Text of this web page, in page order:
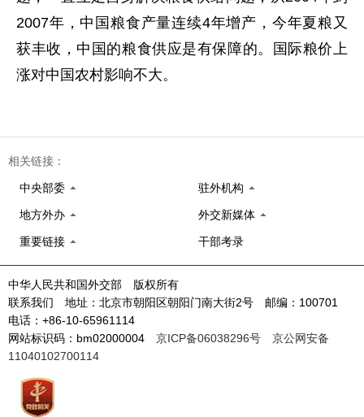
2007年，中国粮食产量连续4年增产，今年夏粮又
获丰收，中国的粮食供应是有保障的。国际粮价上
涨对中国农村影响不大。
相关链接：
中央部委 驻外机构
地方外办 外交新媒体
重要链接 干部考录
中华人民共和国外交部 版权所有
联系我们 地址：北京市朝阳区朝阳门南大街2号 邮编：100701
电话：+86-10-65961114
网站标识码：bm02000004 京ICP备06038296号
京公网安备
11040102700114